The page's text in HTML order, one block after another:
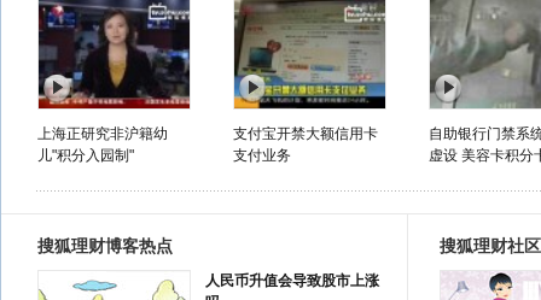
上海正研究非沪籍幼
儿"积分入园制"
支付宝开禁大额信用卡
支付业务
自助银行门禁系
虚设 美容卡积分
搜狐理财博客热点
人民币升值会导致股市上涨
搜狐理财社